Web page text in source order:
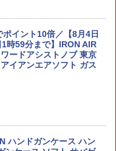
で／【送料無料】ペー
行機 フォートレス 1:47
B29 子供 大人 おもち
殻機動隊 THE GHOST
ポイント10倍／【8月4日
時59分まで】IRON AIR
ードアシストノブ 東京
イアンエアソフト ガス
ハンドガンケース ハン